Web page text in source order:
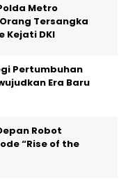
Metro
Tersangka
Kejati DKI
Pertumbuhan
Era Baru
Robot
“Rise of the